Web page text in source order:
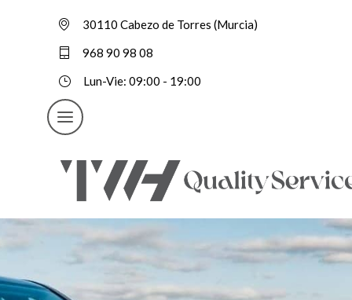
30110 Cabezo de Torres (Murcia)
968 90 98 08
Lun-Vie: 09:00 - 19:00